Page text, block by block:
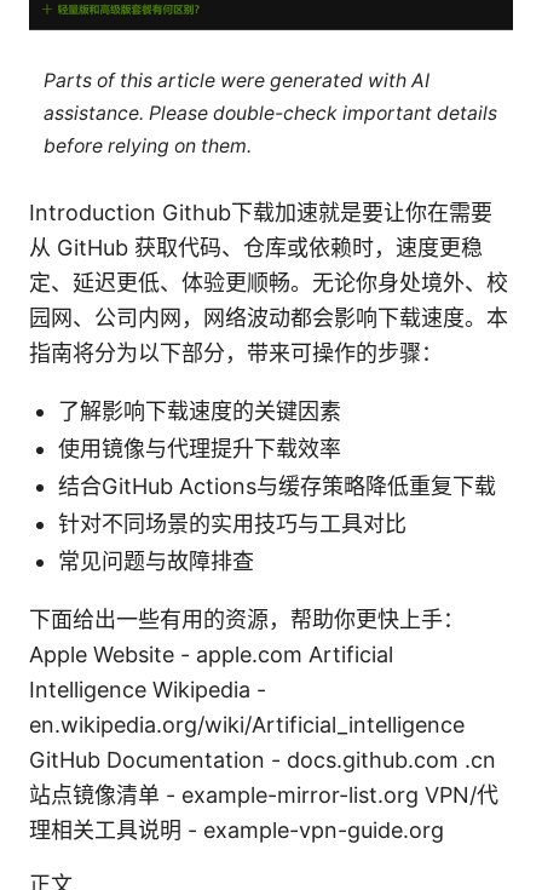
Parts of this article were generated with AI
assistance. Please double-check important details
before relying on them.
Introduction Github下载加速就是要让你在需要
从 GitHub 获取代码、仓库或依赖时，速度更稳
定、延迟更低、体验更顺畅。无论你身处境外、校
园网、公司内网，网络波动都会影响下载速度。本
指南将分为以下部分，带来可操作的步骤：
了解影响下载速度的关键因素
使用镜像与代理提升下载效率
结合GitHub Actions与缓存策略降低重复下载
针对不同场景的实用技巧与工具对比
常见问题与故障排查
下面给出一些有用的资源，帮助你更快上手：
Apple Website - apple.com Artificial
Intelligence Wikipedia -
en.wikipedia.org/wiki/Artificial_intelligence
GitHub Documentation - docs.github.com .cn
站点镜像清单 - example-mirror-list.org VPN/代
理相关工具说明 - example-vpn-guide.org
正文